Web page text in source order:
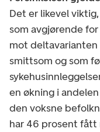
Det er likevel
som avgjørende
mot deltavarianten
smittsom og som
en økning i
den voksne
har 46 prosent fått